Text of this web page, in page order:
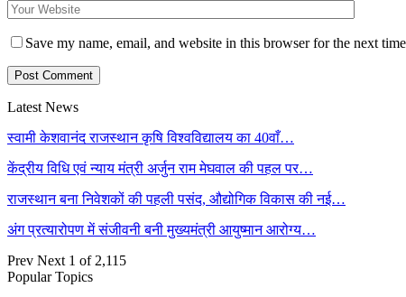
Save my name, email, and website in this browser for the next
Latest News
स्वामी केशवानंद राजस्थान कृषि विश्वविद्यालय का 40वाँ…
केंद्रीय विधि एवं न्याय मंत्री अर्जुन राम मेघवाल की पहल पर…
राजस्थान बना निवेशकों की पहली पसंद, औद्योगिक विकास की नई…
अंग प्रत्यारोपण में संजीवनी बनी मुख्यमंत्री आयुष्मान आरोग्य…
Prev Next 1 of 2,115
Popular Topics